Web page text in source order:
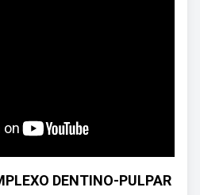
DENTINO-PULPAR